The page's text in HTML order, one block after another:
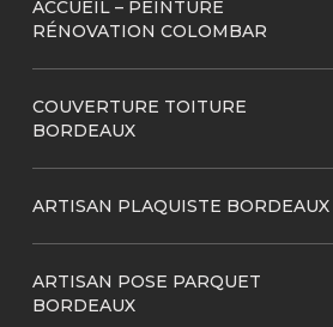
ACCUEIL – PEINTURE
RÉNOVATION COLOMBAR
COUVERTURE TOITURE
BORDEAUX
ARTISAN PLAQUISTE BORDEAUX
ARTISAN POSE PARQUET
BORDEAUX